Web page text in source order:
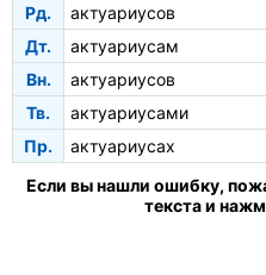
Рд.
актуариусов
Дт.
актуариусам
Вн.
актуариусов
Тв.
актуариусами
Пр.
актуариусах
Если вы нашли ошибку,
текста и